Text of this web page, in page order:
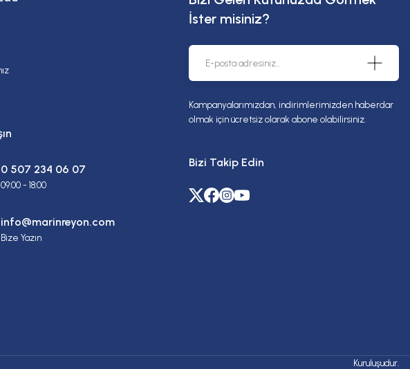
0 507 234 06 07
09:00 - 18:00
info@marinreyon.com
Bize Yazın
İster misiniz?
Kampanyalarımızdan, indirimlerimizden haberdar
olmak için ücretsiz olarak abone olabilirsiniz.
Bizi Takip Edin
Kuruluşudur.